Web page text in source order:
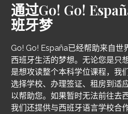
通过Go! Go!
班牙梦
Go! Go! España已经帮助来自世
西班牙生活的梦想。无论您是只
是想攻读整个本科学位课程，我
选择学校、办理签证、租房到适
以帮助您。如果暂时无法前往去
我们还提供与西班牙语言学校合